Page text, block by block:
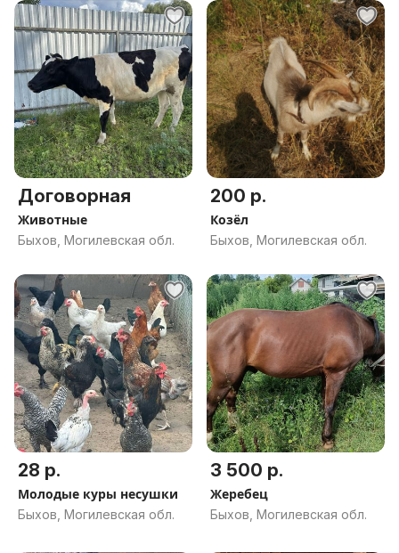
Договорная
Животные
Быхов, Могилевская обл.
200 р.
Козёл
Быхов, Могилевская обл.
28 р.
Молодые куры несушки
Быхов, Могилевская обл.
3 500 р.
Жеребец
Быхов, Могилевская обл.